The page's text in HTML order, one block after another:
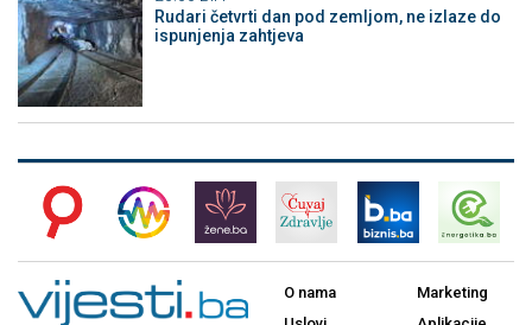
Rudari četvrti dan pod zemljom, ne izlaze do
ispunjenja zahtjeva
O nama
Marketing